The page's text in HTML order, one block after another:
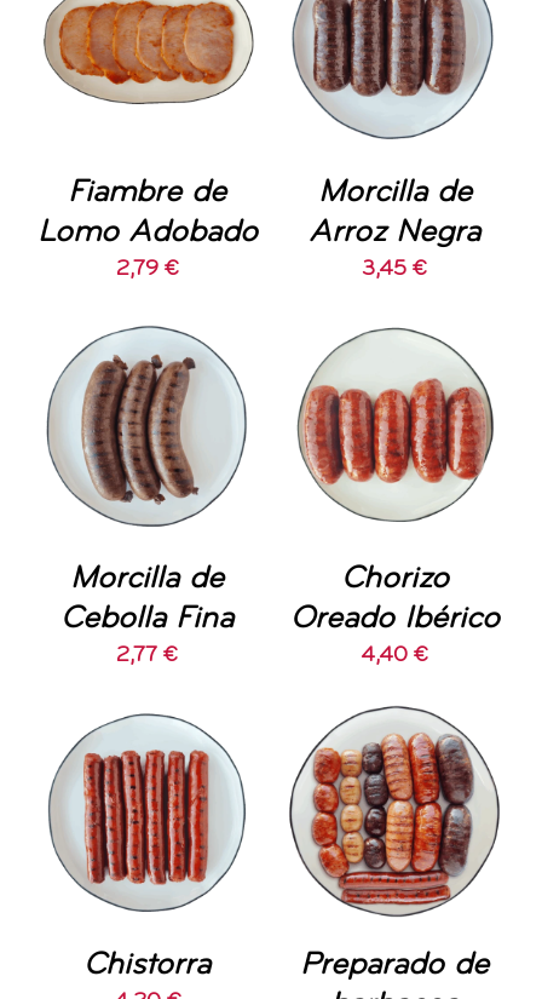
AÑADIR AL
CARRITO
/
DETALLES
Fiambre de
Lomo Adobado
2,79 €
AÑADIR AL
CARRITO
/
DETALLES
Morcilla de
Arroz Negra
3,45 €
AÑADIR AL
CARRITO
DETALLES
Morcilla de
Cebolla Fina
2,77 €
AÑADIR AL
CARRITO
/
DETALLES
Chorizo
Oreado Ibérico
4,40 €
AÑADIR AL
CARRITO
/
DETALLES
Chistorra
AÑADIR AL
CARRITO
/
DETALLES
Preparado de